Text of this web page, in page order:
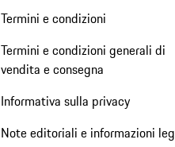
Termini e condizioni
Termini e condizioni generali di
vendita e consegna
Informativa sulla privacy
Note editoriali e informazioni